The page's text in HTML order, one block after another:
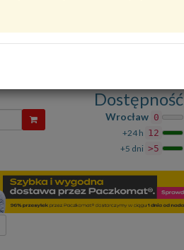
VW AUDI SEAT SKODA
Dostępność
Wrocław 0
+24 h 12
+5 dni >5